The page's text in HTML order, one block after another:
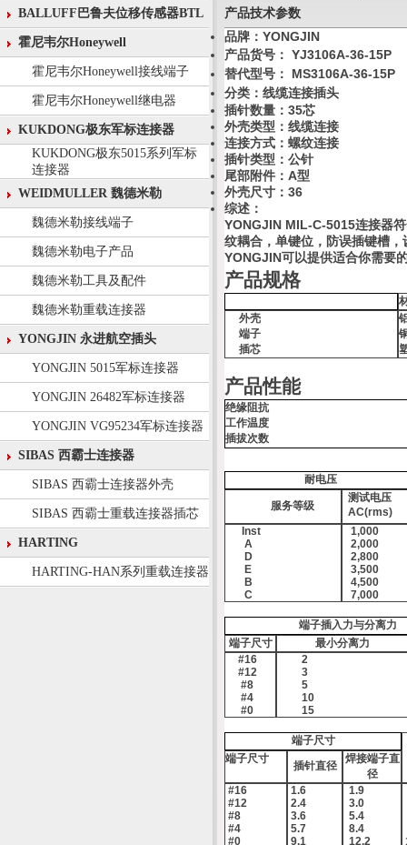
BALLUFF巴鲁夫位移传感器BTL
霍尼韦尔Honeywell
霍尼韦尔Honeywell接线端子
霍尼韦尔Honeywell继电器
KUKDONG极东军标连接器
KUKDONG极东5015系列军标
连接器
WEIDMULLER 魏德米勒
魏德米勒接线端子
魏德米勒电子产品
魏德米勒工具及配件
魏德米勒重载连接器
YONGJIN 永进航空插头
YONGJIN 5015军标连接器
YONGJIN 26482军标连接器
YONGJIN VG95234军标连接器
SIBAS 西霸士连接器
SIBAS 西霸士连接器外壳
SIBAS 西霸士重载连接器插芯
HARTING
HARTING-HAN系列重载连接器
产品技术参数
品牌：YONGJIN
产品货号： YJ3106A-36-15P
替代型号： MS3106A-36-15P
分类：线缆连接插头
插针数量：35芯
外壳类型：线缆连接
连接方式：螺纹连接
插针类型：公针
尾部附件：A型
外壳尺寸：36
综述 ：
YONGJIN MIL-C-5015连接器
纹耦合，单键位，防误插键槽
YONGJIN可以提供适合你需要
产品规格
外壳
端子
插芯
产品性能
绝缘阻抗
工作温度
插拔次数
耐电压
服务等级
测试电压
AC(rms)
Inst
A
D
E
B
C
1,000
2,000
2,800
3,500
4,500
7,000
端子插入力与分离力
端子尺寸
最小分离力
#16
#12
#8
#4
#0
2
3
5
10
15
端子尺寸
端子尺寸
插针直径
焊接端子直
径
#16
#12
#8
#4
#0
1.6
2.4
3.6
5.7
9.1
1.9
3.0
5.4
8.4
12.2